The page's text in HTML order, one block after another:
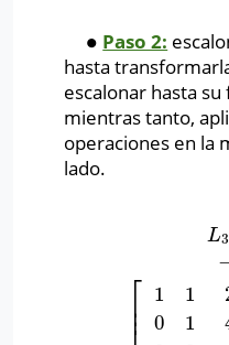
∙
∙ Paso 2:
hasta
escalonar hasta
mientras tanto,
operaciones en la
lado.
L3
⎡
⎢⎢
1
0
1
1
121